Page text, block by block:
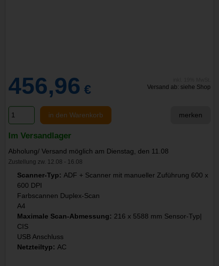
456,96 € Versand ab: siehe Shop
in den Warenkorb merken
Im Versandlager
Abholung/ Versand möglich am Dienstag, den 11.08
Zustellung zw. 12.08 - 16.08
Scanner-Typ: ADF + Scanner mit manueller Zuführung 600 x
600 DPI
Farbscannen Duplex-Scan
A4
Maximale Scan-Abmessung: 216 x 5588 mm Sensor-Typ|
CIS
USB Anschluss
Netzteiltyp: AC